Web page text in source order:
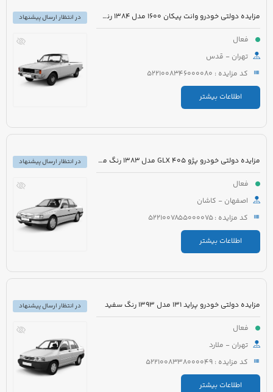
مزایده دولتی خودرو وانت پیکان 1600 مدل 1384 رنگ سفید روغنی
فعال
تهران - قدس
کد مزایده : 5221008346000080
اطلاعات بیشتر
در انتظار ارسال پیشنهاد
مزایده دولتی خودرو پژو 405 GLX مدل 1383 رنگ مشکی متالیک
فعال
اصفهان - کاشان
کد مزایده : 5221007855000075
اطلاعات بیشتر
در انتظار ارسال پیشنهاد
مزایده دولتی خودرو پراید 131 مدل 1393 رنگ سفید
فعال
تهران - ملارد
کد مزایده : 5221008338000049
اطلاعات بیشتر
در انتظار ارسال پیشنهاد